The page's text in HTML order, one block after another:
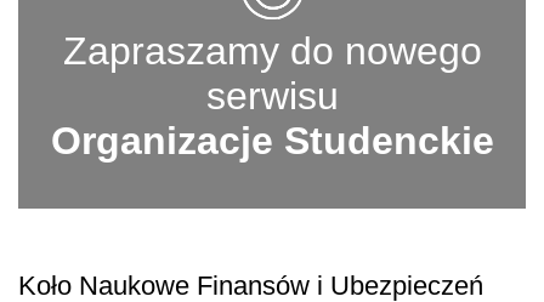
Zapraszamy do nowego
serwisu
Organizacje Studenckie
Koło Naukowe Finansów i Ubezpieczeń